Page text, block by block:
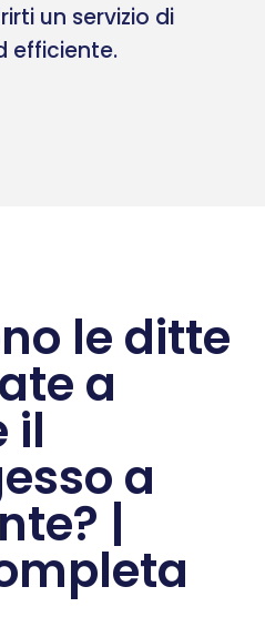
un servizio di
efficiente.
le ditte
a
il
a
|